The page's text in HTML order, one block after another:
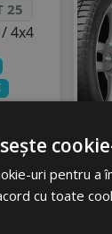
25
4x4
uri pentru a
cu toate